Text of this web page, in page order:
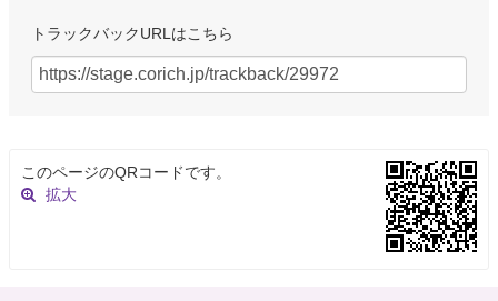
トラックバックURLはこちら
このページのQRコードです。
拡大